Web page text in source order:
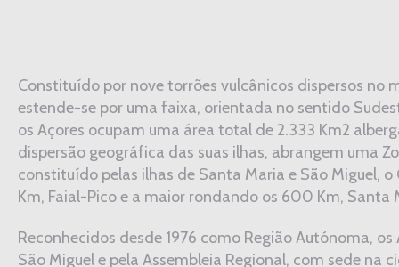
Constituído por nove torrões vulcânicos dispersos
estende-se por uma faixa, orientada no sentido
os Açores ocupam uma área total de 2.333 Km2
dispersão geográfica das suas ilhas, abrangem uma
constituído pelas ilhas de Santa Maria e São Miguel,
Km, Faial-Pico e a maior rondando os 600 Km, Santa
Reconhecidos desde 1976 como Região Autónoma,
São Miguel e pela Assembleia Regional, com sede